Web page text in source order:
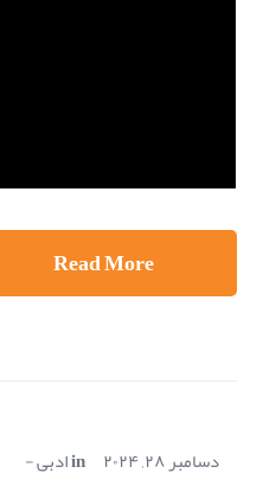
Read More
دسامبر ۲۸, ۲۰۲۴ inادبی